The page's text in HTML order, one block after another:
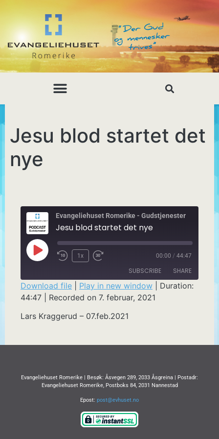
Jesu blod startet det
nye
Evangeliehuset Romerike - Gudstjenester
Jesu blod startet det nye
1x 00:00 / 44:47
SUBSCRIBE SHARE
SHARE
LINK
Download file Play in new window
Duration:
44:47
Recorded on 7. februar, 2021
Lars Kraggerud – 07.feb.2021
Evangeliehuset Romerike | Besøk: Åsvegen 289, 2033 Åsgreina | Postadr:
Evangeliehuset Romerike, Postboks 84, 2031 Nannestad
Epost: post@evhuset.no